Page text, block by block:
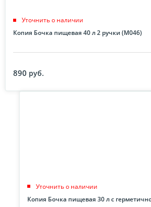
Уточнить о наличии
Копия Бочка пищевая 40 л 2 ручки (М046)
890 руб.
Уточнить о наличии
Копия Бочка пищевая 30 л с